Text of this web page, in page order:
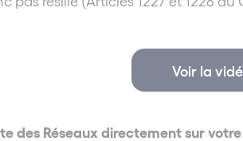
Voir la
des Réseaux directement sur